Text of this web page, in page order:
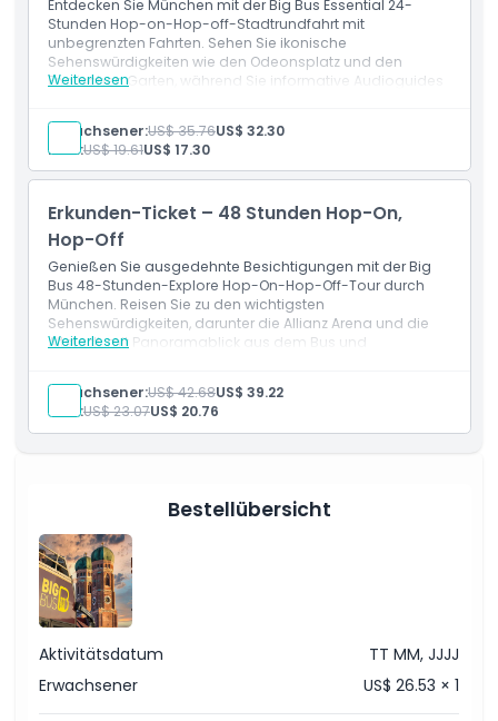
Richtlinie für Kinder und Erwachsene
Ausschlüsse
Öffnungszeiten
Dinge, die Sie wissen sollten
Stornierungsbedingungen
Entdecken Sie München mit der Big Bus Essential 24-
Stunden Hop-on-Hop-off-Stadtrundfahrt mit
unbegrenzten Fahrten. Sehen Sie ikonische
Sehenswürdigkeiten wie den Odeonsplatz und den
Englischen Garten, während Sie informative Audioguides
Weiterlesen
Einschlüsse
24-Stunden-Hop-on-Hop-off-Busticket
Audioführer (Kopfhörer werden bereitgestellt)
Grüne Linie Route
Schwabing)
Erwachsener:US$ 35.76US$ 32.30
Kind:US$ 19.61US$ 17.30
Erkunden-Ticket – 48 Stunden Hop-On,
Hop-Off
Genießen Sie ausgedehnte Besichtigungen mit der Big
Bus 48-Stunden-Explore Hop-On-Hop-Off-Tour durch
München. Reisen Sie zu den wichtigsten
Sehenswürdigkeiten, darunter die Allianz Arena und die
Altstadt, mit Panoramablick aus dem Bus und
Weiterlesen
Einschlüsse
48-Stunden-Hop-on-Hop-off-Busticket
Audioführer (Kopfhörer werden gestellt)
Erwachsener:US$ 42.68US$ 39.22
Kind:US$ 23.07US$ 20.76
Bestellübersicht
Aktivitätsdatum
TT MM, JJJJ
Erwachsener
US$ 26.53 × 1